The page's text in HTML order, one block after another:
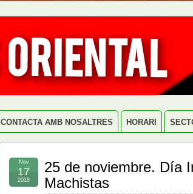
CONTACTA AMB NOSALTRES HORARI
25 de noviembre. Día
Machistas
Nov
17
2018